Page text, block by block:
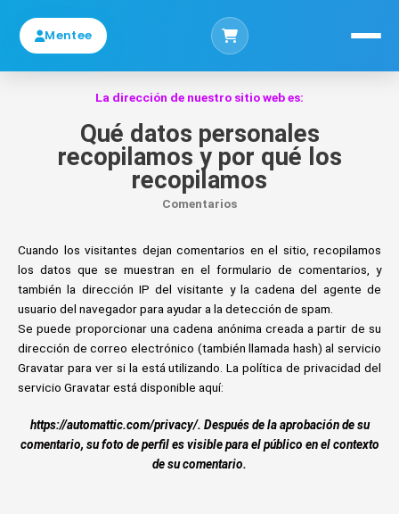
Mentee
CERTIFICACIONES INT. SOCIETY OF NEUROLINGUISTIC PROGRAMMING
CERTIFICACIONES INT. MPR ACADEMIA
PRENSA
COLUMNAS
PODCAST
La dirección de nuestro sitio web es:
Qué datos personales
recopilamos y por qué los
recopilamos
Comentarios
Cuando los visitantes dejan comentarios en el sitio, recopilamos
los datos que se muestran en el formulario de comentarios, y
también la dirección IP del visitante y la cadena del agente de
usuario del navegador para ayudar a la detección de spam.
Se puede proporcionar una cadena anónima creada a partir de su
dirección de correo electrónico (también llamada hash) al servicio
Gravatar para ver si la está utilizando. La política de privacidad del
servicio Gravatar está disponible aquí:
https://automattic.com/privacy/. Después de la aprobación de su
comentario, su foto de perfil es visible para el público en el contexto
de su comentario.